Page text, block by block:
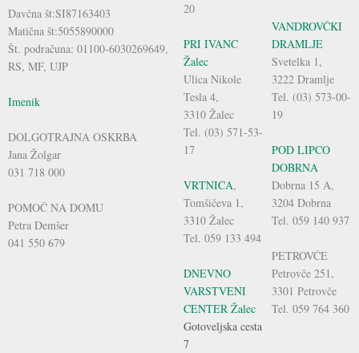
Davčna št:SI87163403
Matična št:5055890000
Št. podračuna: 01100-6030269649,
RS, MF, UJP
Imenik
DOLGOTRAJNA OSKRBA
Jana Žolgar
031 718 000
POMOČ NA DOMU
Petra Demšer
041 550 679
20
PRI IVANC
Žalec
Ulica Nikole
Tesla 4,
3310 Žalec
Tel. (03) 571-53-
17
VRTNICA,
Tomšičeva 1,
3310 Žalec
Tel. 059 133 494
DNEVNO
VARSTVENI
CENTER Žalec
Gotoveljska cesta
7
VANDROVČKI
DRAMLJE
Svetelka 1,
3222 Dramlje
Tel. (03) 573-00-
19
POD LIPCO
DOBRNA
Dobrna 15 A,
3204 Dobrna
Tel. 059 140 937
PETROVČE
Petrovče 251,
3301 Petrovče
Tel. 059 764 360